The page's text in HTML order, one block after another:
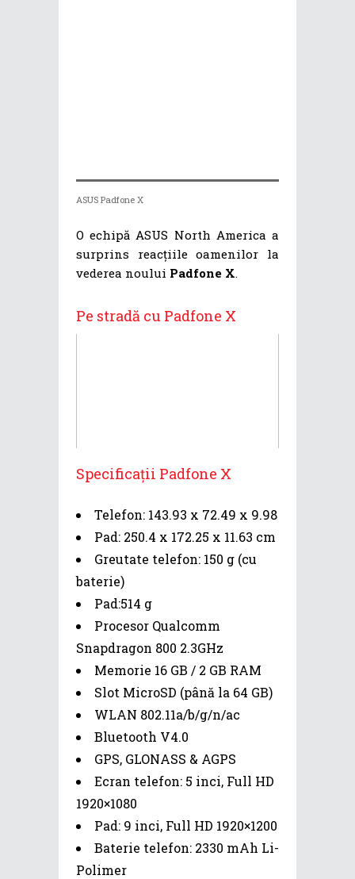
ASUS Padfone X
O echipă ASUS North America a
surprins reacțiile oamenilor la
vederea noului Padfone X.
Pe stradă cu Padfone X
Specificații Padfone X
Telefon: 143.93 x 72.49 x 9.98
Pad: 250.4 x 172.25 x 11.63 cm
Greutate telefon: 150 g (cu
baterie)
Pad:514 g
Procesor Qualcomm
Snapdragon 800 2.3GHz
Memorie 16 GB / 2 GB RAM
Slot MicroSD (până la 64 GB)
WLAN 802.11a/b/g/n/ac
Bluetooth V4.0
GPS, GLONASS & AGPS
Ecran telefon: 5 inci, Full HD
1920×1080
Pad: 9 inci, Full HD 1920×1200
Baterie telefon: 2330 mAh Li-
Polimer